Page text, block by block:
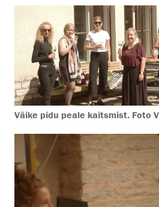
Väike pidu peale kaitsmist. Foto